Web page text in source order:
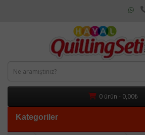
0 ürün - 0,00₺
Kategoriler